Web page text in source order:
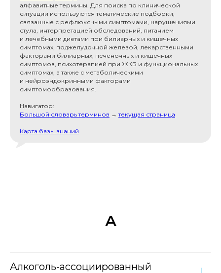
алфавитные термины. Для поиска по клинической
ситуации используются тематические подборки,
связанные с рефлюксными симптомами, нарушениями
стула, интерпретацией обследований, питанием
и лечебными диетами при билиарных и кишечных
симптомах, поджелудочной железой, лекарственными
факторами билиарных, печёночных и кишечных
симптомов, психотерапией при ЖКБ и функциональных
симптомах, а также с метаболическими
и нейроэндокринными факторами
симптомообразования.
Навигатор:
Большой словарь терминов →текущая страница
Карта базы знаний
А
Алкоголь-ассоциированный